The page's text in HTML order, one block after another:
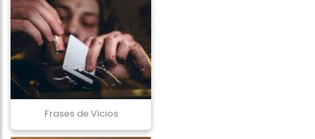
Frases de Vicios